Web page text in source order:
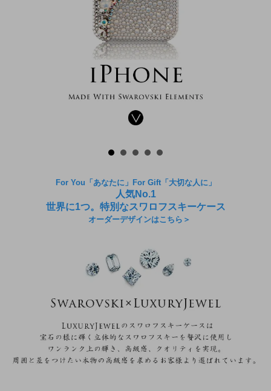
For You「あなたに」For Gift「大切な人に」
人気No.1
世界に1つ。特別なスワロフスキーケース
オーダーデザインはこちら＞